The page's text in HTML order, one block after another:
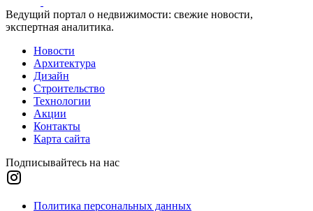
Ведущий портал о недвижимости: свежие новости,
экспертная аналитика.
Новости
Архитектура
Дизайн
Строительство
Технологии
Акции
Контакты
Карта сайта
Подписывайтесь на нас
Политика персональных данных